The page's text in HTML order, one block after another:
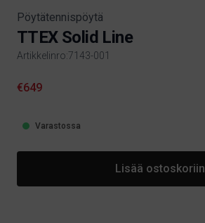
Pöytätennispöytä
TTEX Solid Line
Artikkelinro:7143-001
Product information
€649
Varastossa
Lisää ostoskoriin